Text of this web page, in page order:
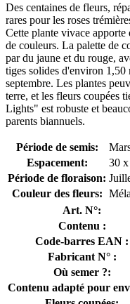
Des centaines de fleurs,
rares pour les roses
Cette plante vivace apporte
de couleurs. La palette de
par du jaune et du rouge,
tiges solides d'environ 1,50
septembre. Les plantes
terre, et les fleurs coupées
Lights" est robuste et
parents biannuels.
Période de semis:
Espacement:
30
Période de floraison:
Couleur des fleurs:
Art. N°:
Contenu :
Code-barres EAN :
Fabricant N° :
Où semer ?:
Contenu adapté pour